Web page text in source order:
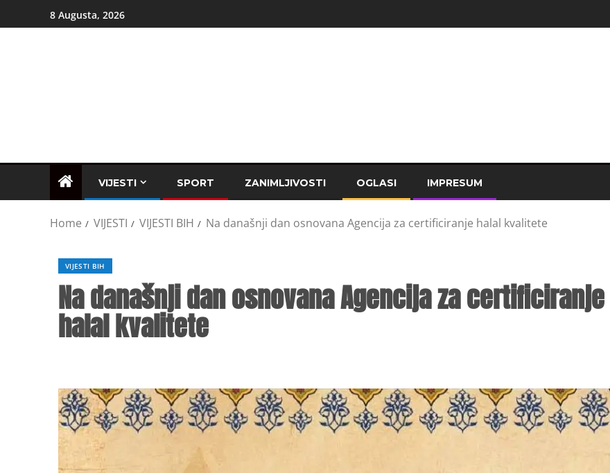
8 Augusta, 2026
VIJESTI SPORT ZANIMLJIVOSTI OGLASI IMPRESUM
Home VIJESTI VIJESTI BIH Na današnji dan osnovana Agencija za certificiranje halal kvalitete
VIJESTI BIH
Na današnji dan osnovana Agencija za certificiranje
halal kvalitete